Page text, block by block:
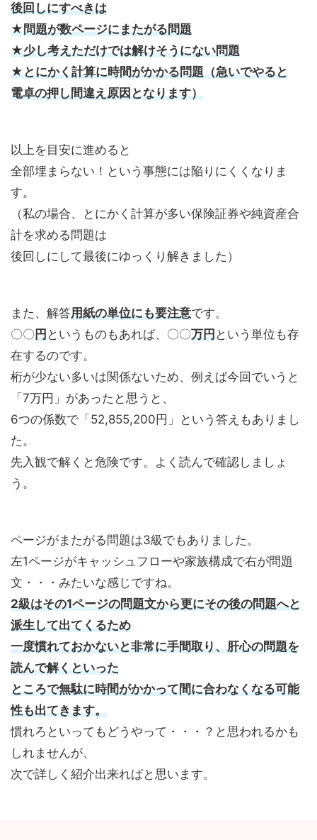
後回しにすべきは
★問題が数ページにまたがる問題
★少し考えただけでは解けそうにない問題
★とにかく計算に時間がかかる問題（急いでやると
電卓の押し間違え原因となります）
以上を目安に進めると
全部埋まらない！という事態には陥りにくくなりま
す。
（私の場合、とにかく計算が多い保険証券や純資産合
計を求める問題は
後回しにして最後にゆっくり解きました）
また、解答用紙の単位にも要注意です。
〇〇円というものもあれば、〇〇万円という単位も存
在するのです。
桁が少ない多いは関係ないため、例えば今回でいうと
「7万円」があったと思うと、
6つの係数で「52,855,200円」という答えもありまし
た。
先入観で解くと危険です。よく読んで確認しましょ
う。
ページがまたがる問題は3級でもありました。
左1ページがキャッシュフローや家族構成で右が問題
文・・・みたいな感じですね。
2級はその1ページの問題文から更にその後の問題へと
派生して出てくるため
一度慣れておかないと非常に手間取り、肝心の問題を
読んで解くといった
ところで無駄に時間がかかって間に合わなくなる可能
性も出てきます。
慣れろといってもどうやって・・・？と思われるかも
しれませんが、
次で詳しく紹介出来ればと思います。